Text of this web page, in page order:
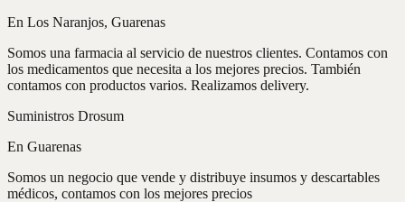
En Los Naranjos, Guarenas
Somos una farmacia al servicio de nuestros clientes. Contamos con
los medicamentos que necesita a los mejores precios. También
contamos con productos varios. Realizamos delivery.
Suministros Drosum
En Guarenas
Somos un negocio que vende y distribuye insumos y descartables
médicos, contamos con los mejores precios